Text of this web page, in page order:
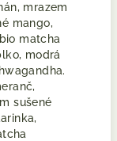
mrazem
mango,
matcha
modrá
sušené